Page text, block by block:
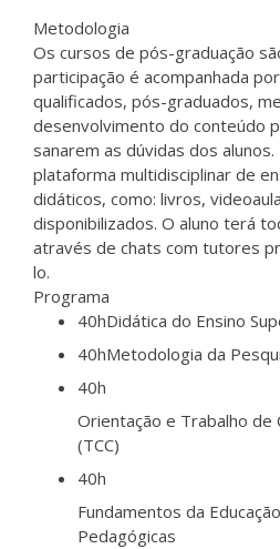
Metodologia
Os cursos de pós-graduação
participação é acompanhada
qualificados, pós-graduados,
desenvolvimento do conteúdo
sanarem as dúvidas dos
plataforma multidisciplinar de
didáticos, como: livros,
disponibilizados. O aluno terá
através de chats com tutores
lo.
Programa
40hDidática do Ensino
40hMetodologia da
40h
Orientação e Trabalho de
(TCC)
40h
Fundamentos da
Pedagógicas